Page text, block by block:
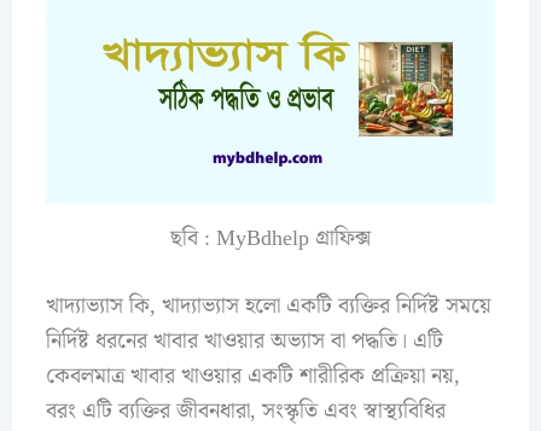
ছবি : MyBdhelp গ্রাফিক্স
খাদ্যাভ্যাস কি, খাদ্যাভ্যাস হলো একটি ব্যক্তির নির্দিষ্ট সময়ে
নির্দিষ্ট ধরনের খাবার খাওয়ার অভ্যাস বা পদ্ধতি। এটি
কেবলমাত্র খাবার খাওয়ার একটি শারীরিক প্রক্রিয়া নয়,
বরং এটি ব্যক্তির জীবনধারা, সংস্কৃতি এবং স্বাস্থ্যবিধির